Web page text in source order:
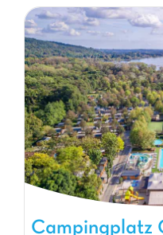
Campingplatz Citta di Angera,
Campingplatz